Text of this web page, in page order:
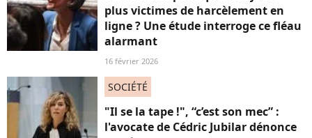
plus victimes de harcèlement en
ligne ? Une étude interroge ce fléau
alarmant
16 février 2026
SOCIÉTÉ
"Il se la tape !", “c’est son mec” :
l'avocate de Cédric Jubilar dénonce